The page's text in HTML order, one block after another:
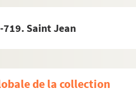
719. Saint Jean
de la collection
21-182-702. Saint Jean
182-705. Saint Jean